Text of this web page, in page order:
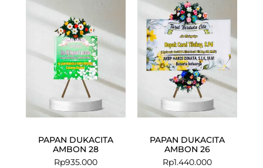
PAPAN DUKACITA
AMBON 28
Rp935.000
PAPAN DUKACITA
AMBON 26
Rp1.440.000